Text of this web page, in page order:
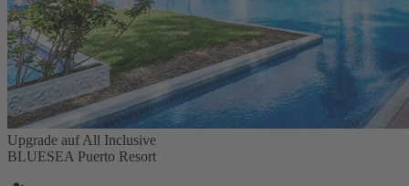
Upgrade auf All Inclusive
BLUESEA Puerto Resort